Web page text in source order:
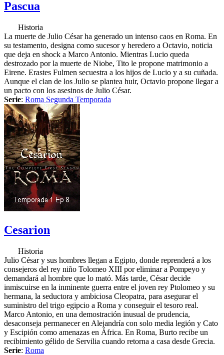
Pascua
Historia
La muerte de Julio César ha generado un intenso caos en Roma. En
su testamento, designa como sucesor y heredero a Octavio, noticia
que deja en shock a Marco Antonio. Mientras Lucio queda
destrozado por la muerte de Niobe, Tito le propone matrimonio a
Eirene. Erastes Fulmen secuestra a los hijos de Lucio y a su cuñada.
Aunque el clan de los Julio se plantea huir, Octavio propone llegar a
un pacto con los asesinos de Julio César.
Serie: Roma Segunda Temporada
Cesarion
Historia
Julio César y sus hombres llegan a Egipto, donde reprenderá a los
consejeros del rey niño Tolomeo XIII por eliminar a Pompeyo y
demandará al hombre que lo mató. Más tarde, César decide
inmiscuirse en la inminente guerra entre el joven rey Ptolomeo y su
hermana, la seductora y ambiciosa Cleopatra, para asegurar el
suministro del trigo egipcio a Roma y conseguir el tesoro real.
Marco Antonio, en una demostración inusual de prudencia,
desaconseja permanecer en Alejandría con solo media legión y Cato
y Escipión como amenazas en África. En Roma, Burto recibe un
recibimiento gélido de Servilia cuando retorna a casa desde Grecia.
Serie: Roma